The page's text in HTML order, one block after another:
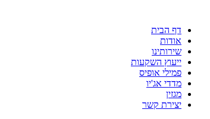
דף הבית
אודות
שירותינו
ייעוץ השקעות
פמילי אופיס
מדדי אג'יו
מגזין
יצירת קשר